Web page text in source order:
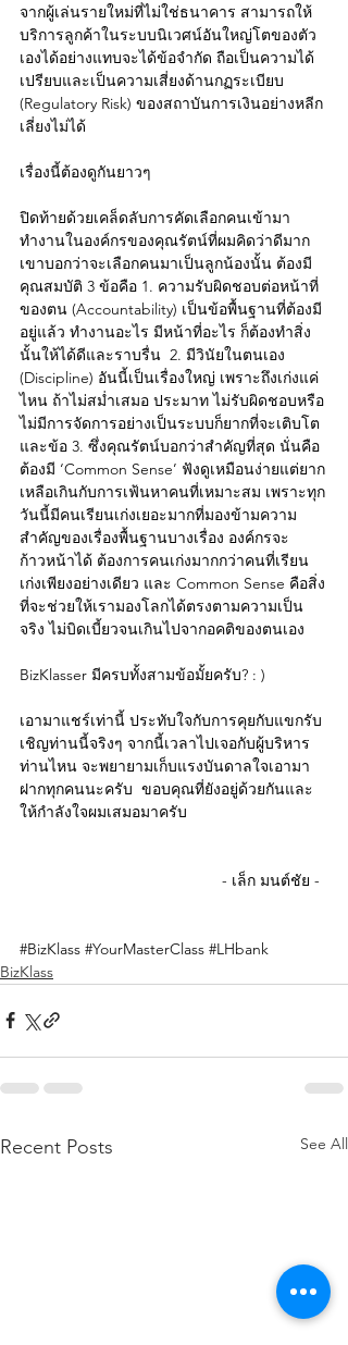
จากผู้เล่นรายใหม่ที่ไม่ใช่ธนาคาร สามารถให้
บริการลูกค้าในระบบนิเวศน์อันใหญ่โตของตัว
เองได้อย่างแทบจะได้ข้อจำกัด ถือเป็นความได้
เปรียบและเป็นความเสี่ยงด้านกฏระเบียบ
(Regulatory Risk) ของสถาบันการเงินอย่างหลีก
เลี่ยงไม่ได้
เรื่องนี้ต้องดูกันยาวๆ
ปิดท้ายด้วยเคล็ดลับการคัดเลือกคนเข้ามา
ทำงานในองค์กรของคุณรัตน์ที่ผมคิดว่าดีมาก
เขาบอกว่าจะเลือกคนมาเป็นลูกน้องนั้น ต้องมี
คุณสมบัติ 3 ข้อคือ 1. ความรับผิดชอบต่อหน้าที่
ของตน (Accountability) เป็นข้อพื้นฐานที่ต้องมี
อยู่แล้ว ทำงานอะไร มีหน้าที่อะไร ก็ต้องทำสิ่ง
นั้นให้ได้ดีและราบรื่น  2. มีวินัยในตนเอง
(Discipline) อันนี้เป็นเรื่องใหญ่ เพราะถึงเก่งแค่
ไหน ถ้าไม่สม่ำเสมอ ประมาท ไม่รับผิดชอบหรือ
ไม่มีการจัดการอย่างเป็นระบบก็ยากที่จะเติบโต
และข้อ 3. ซึ่งคุณรัตน์บอกว่าสำคัญที่สุด นั่นคือ
ต้องมี ‘Common Sense’ ฟังดูเหมือนง่ายแต่ยาก
เหลือเกินกับการเฟ้นหาคนที่เหมาะสม เพราะทุก
วันนี้มีคนเรียนเก่งเยอะมากที่มองข้ามความ
สำคัญของเรื่องพื้นฐานบางเรื่อง องค์กรจะ
ก้าวหน้าได้ ต้องการคนเก่งมากกว่าคนที่เรียน
เก่งเพียงอย่างเดียว และ Common Sense คือสิ่ง
ที่จะช่วยให้เรามองโลกได้ตรงตามความเป็น
จริง ไม่บิดเบี้ยวจนเกินไปจากอคติของตนเอง
BizKlasser มีครบทั้งสามข้อมั้ยครับ? : )
เอามาแชร์เท่านี้ ประทับใจกับการคุยกับแขกรับ
เชิญท่านนี้จริงๆ จากนี้เวลาไปเจอกับผู้บริหาร
ท่านไหน จะพยายามเก็บแรงบันดาลใจเอามา
ฝากทุกคนนะครับ  ขอบคุณที่ยังอยู่ด้วยกันและ
ให้กำลังใจผมเสมอมาครับ
- เล็ก มนต์ชัย -
#BizKlass #YourMasterClass #LHbank
BizKlass
Recent Posts See All